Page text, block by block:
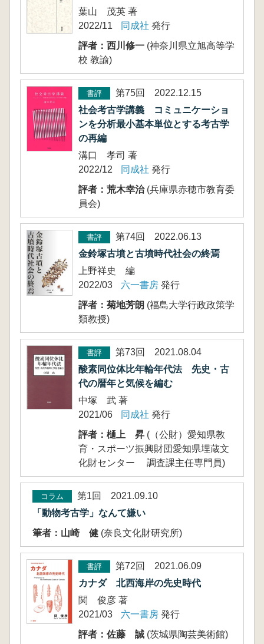
葉山 茂英 著
2022/11
同成社 発行
評者：西川修一 (神奈川県立旭高等学
校 教諭)
書評
第75回 2022.12.15
社会考古学講義 コミュニケーショ
ンを分析最小基本単位とする考古学
の再編
溝口 孝司 著
2022/12
同成社 発行
評者：荒木幸治(兵庫県赤穂市教育委
員会)
書評
第74回 2022.06.13
金鈴塚古墳と古墳時代社会の終焉
上野祥史 編
2022/03
六一書房 発行
評者：菊地芳朗 (福島大学行政政策学
類教授)
書評
第73回 2021.08.04
酸素同位体比年輪年代法 先史・古
代の暦年と気候を編む
中塚 武 著
2021/06
同成社 発行
評者：樋上 昇 (（公財）愛知県教
育・スポーツ振興財団愛知県埋蔵文
化財センター 調査課主任専門員)
コラム
第1回 2021.09.10
「動物考古学」なんて嫌い
筆者：山崎 健 (奈良文化財研究所)
書評
第72回 2021.06.09
カナダ 北西海岸の先史時代
関 俊彦 著
2021/03
六一書房 発行
評者：佐藤 誠 (茨城県陶芸美術館)